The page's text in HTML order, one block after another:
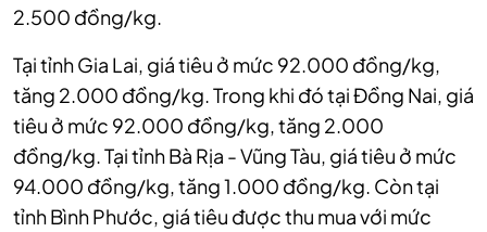
2.500 đồng/kg.
Tại tỉnh Gia Lai, giá tiêu ở mức 92.000 đồng/kg,
tăng 2.000 đồng/kg. Trong khi đó tại Đồng Nai, giá
tiêu ở mức 92.000 đồng/kg, tăng 2.000
đồng/kg. Tại tỉnh Bà Rịa - Vũng Tàu, giá tiêu ở mức
94.000 đồng/kg, tăng 1.000 đồng/kg. Còn tại
tỉnh Bình Phước, giá tiêu được thu mua với mức